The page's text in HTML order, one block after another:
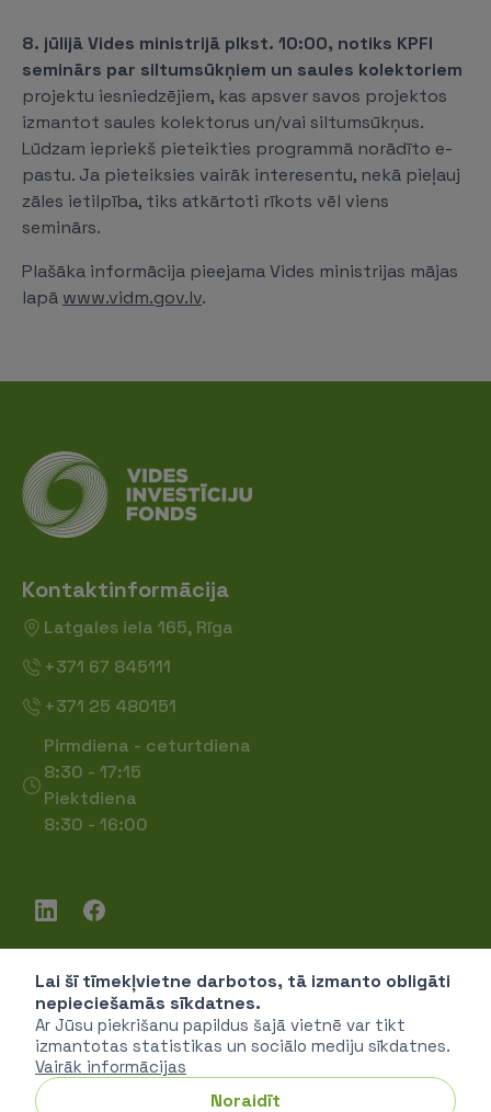
Lai šī tīmekļvietne darbotos, tā izmanto obligāti
nepieciešamās sīkdatnes.
Ar Jūsu piekrišanu papildus šajā vietnē var tikt
izmantotas statistikas un sociālo mediju sīkdatnes.
Vairāk informācijas
Noraidīt
8. jūlijā Vides ministrijā plkst. 10:00, notiks KPFI
seminārs par siltumsūkņiem un saules kolektoriem
projektu iesniedzējiem, kas apsver savos projektos
izmantot saules kolektorus un/vai siltumsūkņus.
Lūdzam iepriekš pieteikties programmā norādīto e-
pastu. Ja pieteiksies vairāk interesentu, nekā pieļauj
zāles ietilpība, tiks atkārtoti rīkots vēl viens
seminārs.
Plašāka informācija pieejama Vides ministrijas mājas
lapā www.vidm.gov.lv.
Kontaktinformācija
Latgales iela 165, Rīga
+371 67 845111
+371 25 480151
Pirmdiena - ceturtdiena
8:30 - 17:15
Piektdiena
8:30 - 16:00
Piekļūstamība
Privātuma politika